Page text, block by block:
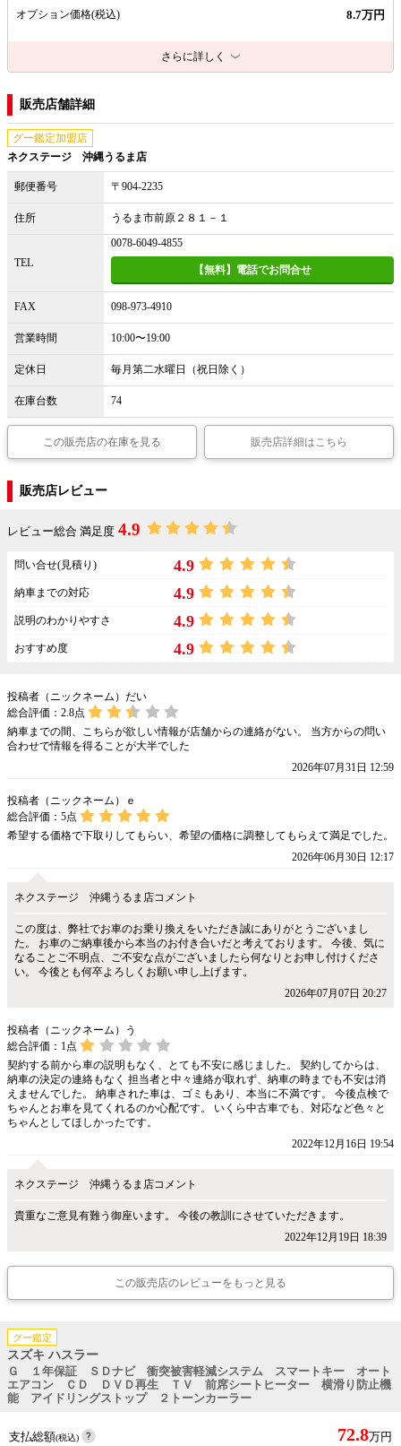
オプション価格(税込) 8.7万円
さらに詳しく
販売店舗詳細
グー鑑定加盟店
ネクステージ 沖縄うるま店
郵便番号 〒904-2235
住所 うるま市前原２８１－１
TEL
0078-6049-4855
【無料】電話でお問合せ
FAX 098-973-4910
営業時間 10:00〜19:00
定休日 毎月第二水曜日（祝日除く）
在庫台数 74
この販売店の在庫を見る 販売店詳細はこちら
販売店レビュー
レビュー総合 満足度 4.9
問い合せ(見積り) 4.9
納車までの対応 4.9
説明のわかりやすさ 4.9
おすすめ度 4.9
投稿者（ニックネーム）だい
総合評価： 2.8点
納車までの間、こちらが欲しい情報が店舗からの連絡がない。 当方からの問い
合わせで情報を得ることが大半でした
2026年07月31日 12:59
投稿者（ニックネーム）ｅ
総合評価： 5点
希望する価格で下取りしてもらい、希望の価格に調整してもらえて満足でした。
2026年06月30日 12:17
ネクステージ 沖縄うるま店コメント
この度は、弊社でお車のお乗り換えをいただき誠にありがとうございまし
た。 お車のご納車後から本当のお付き合いだと考えております。 今後、気に
なることご不明点、ご不安な点がございましたら何なりとお申し付けくださ
い。 今後とも何卒よろしくお願い申し上げます。
2026年07月07日 20:27
投稿者（ニックネーム）う
総合評価： 1 点
契約する前から車の説明もなく、とても不安に感じました。 契約してからは、
納車の決定の連絡もなく 担当者と中々連絡が取れず、納車の時までも不安は消
えませんでした。 納車された車は、ゴミもあり、本当に不満です。 今後点検で
ちゃんとお車を見てくれるのか心配です。 いくら中古車でも、対応など色々と
ちゃんとしてほしかったです。
2022年12月16日 19:54
ネクステージ 沖縄うるま店コメント
貴重なご意見有難う御座います。 今後の教訓にさせていただきます。
2022年12月19日 18:39
この販売店のレビューをもっと見る
グー鑑定
スズキ ハスラー
Ｇ １年保証 ＳＤナビ 衝突被害軽減システム スマートキー オート
エアコン ＣＤ ＤＶＤ再生 ＴＶ 前席シートヒーター 横滑り防止機
能 アイドリングストップ ２トーンカーラー
支払総額(税込) 72.8万円